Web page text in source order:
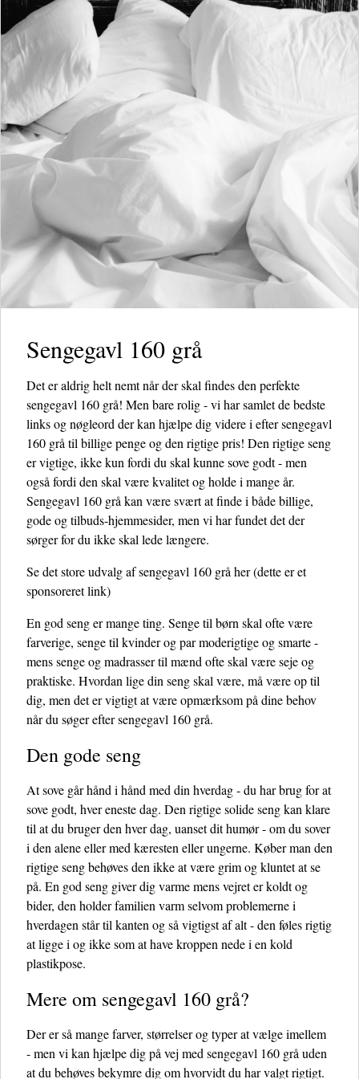
Sengegavl 160 grå
Det er aldrig helt nemt når der skal findes den perfekte
sengegavl 160 grå! Men bare rolig - vi har samlet de bedste
links og nøgleord der kan hjælpe dig videre i efter sengegavl
160 grå til billige penge og den rigtige pris! Den rigtige seng
er vigtige, ikke kun fordi du skal kunne sove godt - men
også fordi den skal være kvalitet og holde i mange år.
Sengegavl 160 grå kan være svært at finde i både billige,
gode og tilbuds-hjemmesider, men vi har fundet det der
sørger for du ikke skal lede længere.
Se det store udvalg af sengegavl 160 grå her(dette er et
sponsoreret link)
En god seng er mange ting. Senge til børn skal ofte være
farverige, senge til kvinder og par moderigtige og smarte -
mens senge og madrasser til mænd ofte skal være seje og
praktiske. Hvordan lige din seng skal være, må være op til
dig, men det er vigtigt at være opmærksom på dine behov
når du søger efter sengegavl 160 grå.
Den gode seng
At sove går hånd i hånd med din hverdag - du har brug for at
sove godt, hver eneste dag. Den rigtige solide seng kan klare
til at du bruger den hver dag, uanset dit humør - om du sover
i den alene eller med kæresten eller ungerne. Køber man den
rigtige seng behøves den ikke at være grim og kluntet at se
på. En god seng giver dig varme mens vejret er koldt og
bider, den holder familien varm selvom problemerne i
hverdagen står til kanten og så vigtigst af alt - den føles rigtig
at ligge i og ikke som at have kroppen nede i en kold
plastikpose.
Mere om sengegavl 160 grå?
Der er så mange farver, størrelser og typer at vælge imellem
- men vi kan hjælpe dig på vej med sengegavl 160 grå uden
at du behøves bekymre dig om hvorvidt du har valgt rigtigt.